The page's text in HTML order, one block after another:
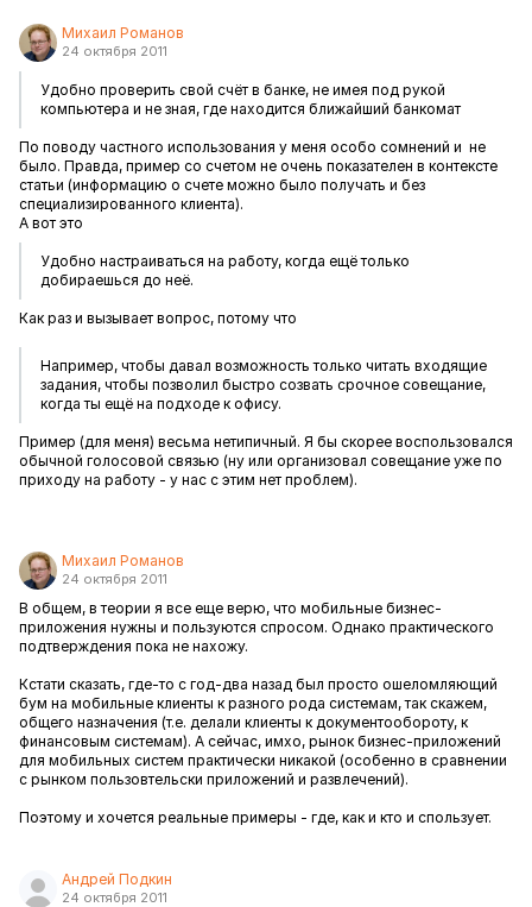
Михаил Романов
24 октября 2011
Удобно проверить свой счёт в банке, не имея под рукой
компьютера и не зная, где находится ближайший банкомат
По поводу частного использования у меня особо сомнений и не
было. Правда, пример со счетом не очень показателен в контексте
статьи (информацию о счете можно было получать и без
специализированного клиента).
А вот это
Удобно настраиваться на работу, когда ещё только
добираешься до неё.
Как раз и вызывает вопрос, потому что
Например, чтобы давал возможность только читать входящие
задания, чтобы позволил быстро созвать срочное совещание,
когда ты ещё на подходе к офису.
Пример (для меня) весьма нетипичный. Я бы скорее воспользовался
обычной голосовой связью (ну или организовал совещание уже по
приходу на работу - у нас с этим нет проблем).
Михаил Романов
24 октября 2011
В общем, в теории я все еще верю, что мобильные бизнес-
приложения нужны и пользуются спросом. Однако практического
подтверждения пока не нахожу.
Кстати сказать, где-то с год-два назад был просто ошеломляющий
бум на мобильные клиенты к разного рода системам, так скажем,
общего назначения (т.е. делали клиенты к документообороту, к
финансовым системам). А сейчас, имхо, рынок бизнес-приложений
для мобильных систем практически никакой (особенно в сравнении
с рынком пользовтельски приложений и развлечений).
Поэтому и хочется реальные примеры - где, как и кто и спользует.
Андрей Подкин
24 октября 2011